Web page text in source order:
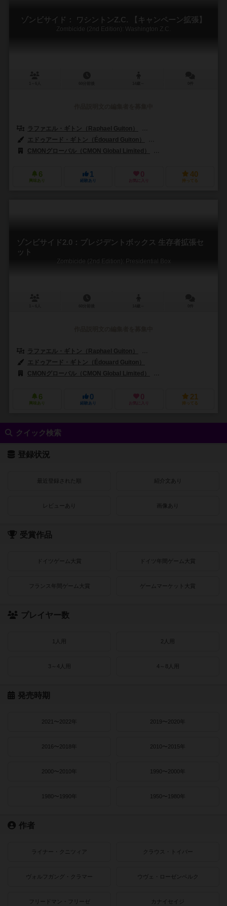
ゾンビサイド： ワシントンZ.C. 【キャンペーン拡張】
Zombicide (2nd Edition): Washington Z.C.
ラファエル・ギトン（Raphael Guiton）
エドゥアード・ギトン（Édouard Guiton）
CMONグローバル（CMON Global Limited）
6
興味あり
1
経験あり
0
お気に入り
40
持ってる
ゾンビサイド2.0：プレジデントボックス 生存者拡張セ
ット
Zombicide (2nd Edition): Presidential Box
ラファエル・ギトン（Raphael Guiton）
エドゥアード・ギトン（Édouard Guiton）
CMONグローバル（CMON Global Limited）
6
興味あり
0
経験あり
0
お気に入り
21
持ってる
クイック検索
登録状況
最近登録された順 紹介文あり
レビューあり 画像あり
受賞作品
ドイツゲーム大賞 ドイツ年間ゲーム大賞
フランス年間ゲーム大賞 ゲームマーケット大賞
プレイヤー数
1人用 2人用
3～4人用 4～8人用
発売時期
2021〜2022年 2019〜2020年
2016〜2018年 2010〜2015年
2000〜2010年 1990〜2000年
1980〜1990年 1950〜1980年
作者
ライナー・クニツィア クラウス・トイバー
ヴォルフガング・クラマー ウヴェ・ローゼンベルク
フリードマン・フリーゼ カナイセイジ